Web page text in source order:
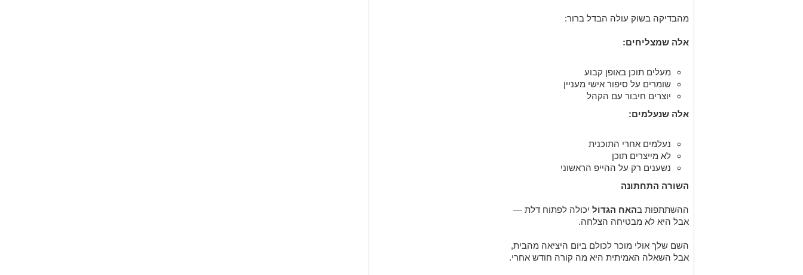
מהבדיקה בשוק עולה הבדל ברור:
אלה שמצליחים:
מעלים תוכן באופן קבוע
שומרים על סיפור אישי מעניין
יוצרים חיבור עם הקהל
אלה שנעלמים:
נעלמים אחרי התוכנית
לא מייצרים תוכן
נשענים רק על ההייפ הראשוני
השורה התחתונה
ההשתתפות בהאח הגדול יכולה לפתוח דלת —
אבל היא לא מבטיחה הצלחה.
השם שלך אולי מוכר לכולם ביום היציאה מהבית,
אבל השאלה האמיתית היא מה קורה חודש אחרי.